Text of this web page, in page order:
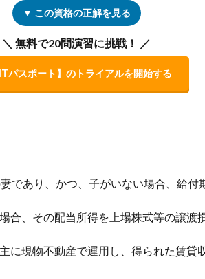
▼ この資格の正解を見る
＼ 無料で20問演習に挑戦！ ／
パスポート】のトライアルを開始する
であり、かつ、子がいない場合、給付
合、その配当所得を上場株式等の譲渡
に現物不動産で運用し、得られた賃